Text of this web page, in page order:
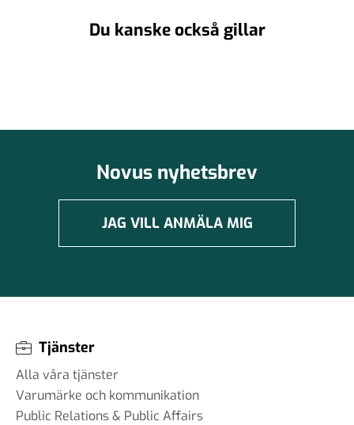
Du kanske också gillar
Novus nyhetsbrev
JAG VILL ANMÄLA MIG
Tjänster
Alla våra tjänster
Varumärke och kommunikation
Public Relations & Public Affairs